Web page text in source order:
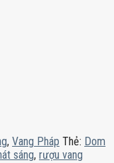
, Vang Pháp Thẻ: Dom
sáng, rượu vang